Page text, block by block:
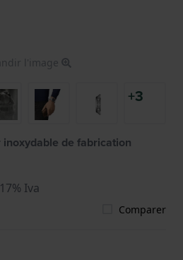
l'image
+3
de fabrication
Iva
Comparer